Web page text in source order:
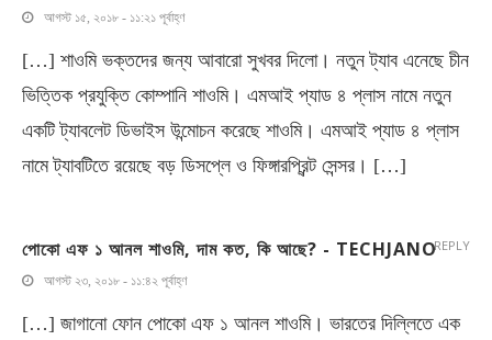
আগস্ট ১৫, ২০১৮ - ১১:২১ পূর্বাহ্ণ
[…] শাওমি ভক্তদের জন্য আবারো সুখবর দিলো। নতুন ট্যাব এনেছে চীন
ভিত্তিক প্রযুক্তি কোম্পানি শাওমি। এমআই প্যাড ৪ প্লাস নামে নতুন
একটি ট্যাবলেট ডিভাইস উন্মোচন করেছে শাওমি। এমআই প্যাড ৪ প্লাস
নামে ট্যাবটিতে রয়েছে বড় ডিসপ্লে ও ফিঙ্গারপ্রিন্ট সেন্সর। […]
পোকো এফ ১ আনল শাওমি, দাম কত, কি আছে? - TECHJANO
আগস্ট ২৩, ২০১৮ - ১১:৪২ পূর্বাহ্ণ
[…] জাগানো ফোন পোকো এফ ১ আনল শাওমি। ভারতের দিল্লিতে এক
REPLY